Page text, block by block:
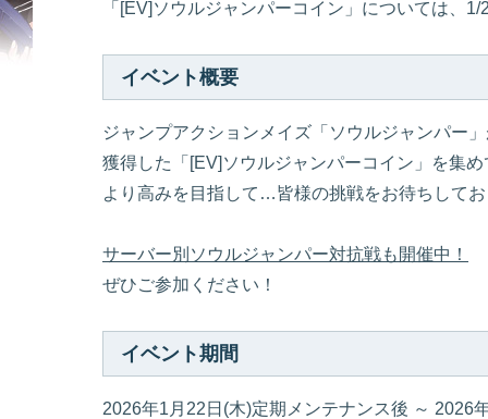
「[EV]ソウルジャンパーコイン」については、
イベント概要
ジャンプアクションメイズ「ソウルジャンパー
獲得した「[EV]ソウルジャンパーコイン」を集
より高みを目指して…皆様の挑戦をお待ちして
サーバー別ソウルジャンパー対抗戦も開催中！
ぜひご参加ください！
イベント期間
2026年1月22日(木)定期メンテナンス後 ～ 2026